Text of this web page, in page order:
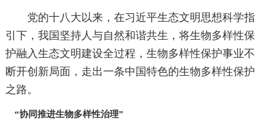
党的十八大以来，在习近平生态文明思想科学指
引下，我国坚持人与自然和谐共生，将生物多样性保
护融入生态文明建设全过程，生物多样性保护事业不
断开创新局面，走出一条中国特色的生物多样性保护
之路。
“协同推进生物多样性治理”